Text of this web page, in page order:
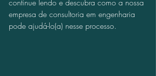
continue lendo e descubra como a nossa
empresa de consultoria em engenharia
pode ajudá-lo(a) nesse processo.